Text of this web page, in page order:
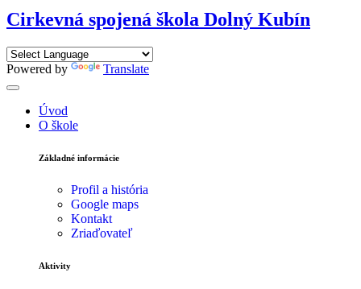
Cirkevná spojená škola Dolný Kubín
Powered by Translate
Úvod
O škole
Základné informácie
Profil a história
Google maps
Kontakt
Zriaďovateľ
Aktivity